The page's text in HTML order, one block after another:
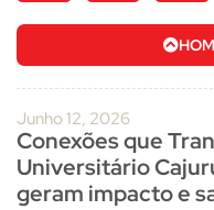
Junho 12, 2026
Conexões que
Universitário
geram impacto e